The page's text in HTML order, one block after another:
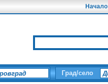
Начало
Град/село